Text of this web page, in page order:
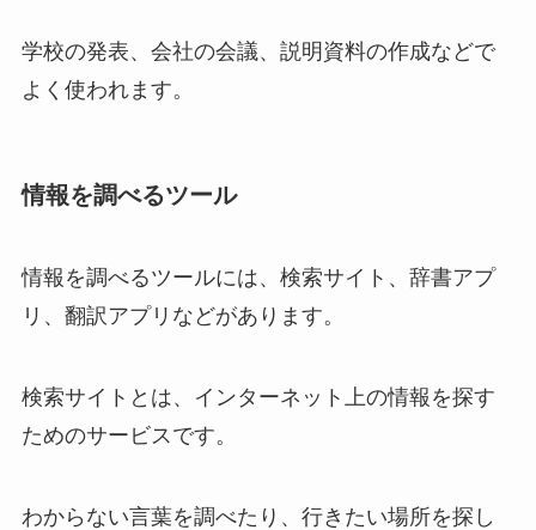
学校の発表、会社の会議、説明資料の作成などで
よく使われます。
情報を調べるツール
情報を調べるツールには、検索サイト、辞書アプ
リ、翻訳アプリなどがあります。
検索サイトとは、インターネット上の情報を探す
ためのサービスです。
わからない言葉を調べたり、行きたい場所を探し